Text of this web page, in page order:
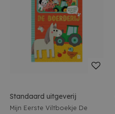
Standaard uitgeverij
Mijn Eerste Viltboekje De